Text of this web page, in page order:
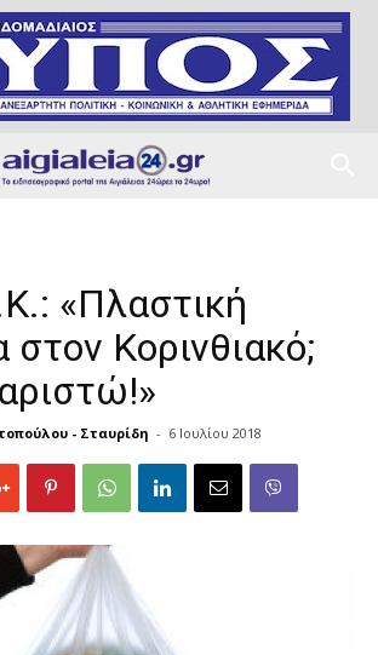
«Πλαστική
Κορινθιακό;
- Σταυρίδη - 6 Ιουλίου 2018